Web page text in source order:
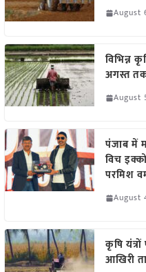
August
विभिन्न
अगस्त
August
पंजाब में
विच
परमिश
August
कृषि
आखिरी